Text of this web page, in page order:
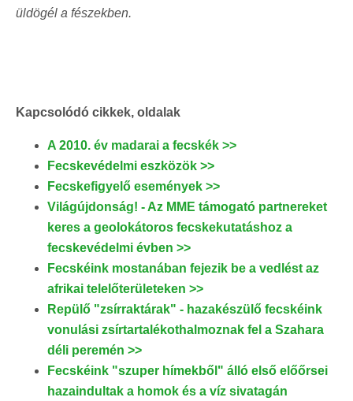
üldögél a fészekben.
Kapcsolódó cikkek, oldalak
A 2010. év madarai a fecskék >>
Fecskevédelmi eszközök >>
Fecskefigyelő események >>
Világújdonság! - Az MME támogató partnereket
keres a geolokátoros fecskekutatáshoz a
fecskevédelmi évben >>
Fecskéink mostanában fejezik be a vedlést az
afrikai telelőterületeken >>
Repülő "zsírraktárak" - hazakészülő fecskéink
vonulási zsírtartalékothalmoznak fel a Szahara
déli peremén >>
Fecskéink "szuper hímekből" álló első előőrsei
hazaindultak a homok és a víz sivatagán